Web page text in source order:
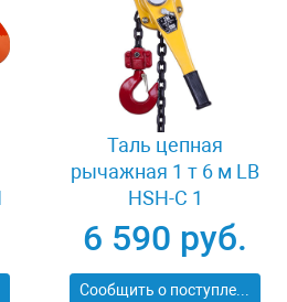
Таль цепная
рычажная 1 т 6 м LB
HSH-C 1
6 590 руб.
Сообщить о поступлении